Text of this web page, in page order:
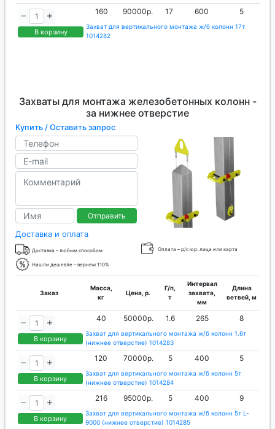
В корзину
160 90000р. 17 600 5
Захват для вертикального монтажа ж/б колонн 17т
1014282
Захваты для монтажа железобетонных колонн -
за нижнее отверстие
Купить / Оставить запрос
Отправить
Доставка и оплата
Доставка – любым способом Оплата – р/с юр. лица или карта
Нашли дешевле – вернем 110%
Заказ
Масса,
кг
Цена, р.
Г/п,
т
Интервал
захвата,
мм
Длина
ветвей, м
В корзину
40 50000р. 1.6 265 8
Захват для вертикального монтажа ж/б колонн 1.6т
(нижнее отверстие) 1014283
В корзину
120 70000р. 5 400 5
Захват для вертикального монтажа ж/б колонн 5т
(нижнее отверстие) 1014284
В корзину
216 95000р. 5 400 9
Захват для вертикального монтажа ж/б колонн 5т L-
9000 (нижнее отверстие) 1014285